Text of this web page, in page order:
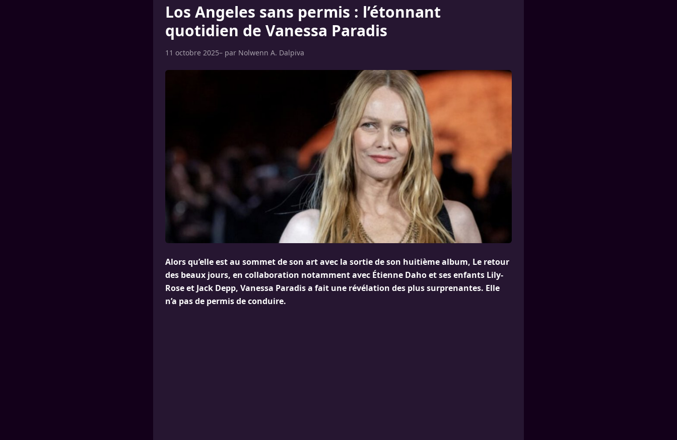
Los Angeles sans permis : l’étonnant
quotidien de Vanessa Paradis
11 octobre 2025– par Nolwenn A. Dalpiva
Alors qu’elle est au sommet de son art avec la sortie de son huitième album, Le retour
des beaux jours, en collaboration notamment avec Étienne Daho et ses enfants Lily-
Rose et Jack Depp, Vanessa Paradis a fait une révélation des plus surprenantes. Elle
n’a pas de permis de conduire.